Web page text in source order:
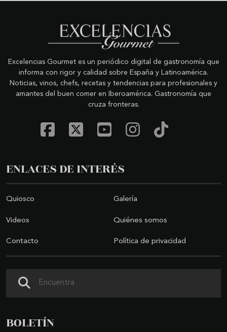
Excelencias Gourmet es un periódico digital de gastronomía que
informa con rigor y calidad sobre España y Latinoamérica.
Noticias, vinos, chefs, recetas y tendencias para profesionales y
amantes del buen comer en Iberoamérica. Gastronomía que
cruza fronteras.
ENLACES DE INTERÉS
Quiosco Galería
Videos Quiénes somos
Contacto Política de privacidad
BOLETÍN